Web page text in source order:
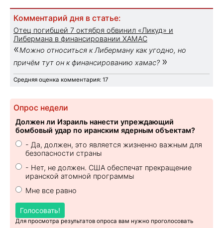
Комментарий дня в статье:
Отец погибшей 7 октября обвинил «Ликуд» и
Либермана в финансировании ХАМАС
«Можно относиться к Либерману как угодно, но
причём тут он к финансированию хамас? »
Средняя оценка комментария: 17
Опрос недели
Должен ли Израиль нанести упреждающий
бомбовый удар по иранским ядерным объектам?
- Да, должен, это является жизненно важным для
безопасности страны
- Нет, не должен. США обеспечат прекращение
иранской атомной программы
Мне все равно
Голосовать!
Для просмотра результатов опроса вам нужно проголосовать